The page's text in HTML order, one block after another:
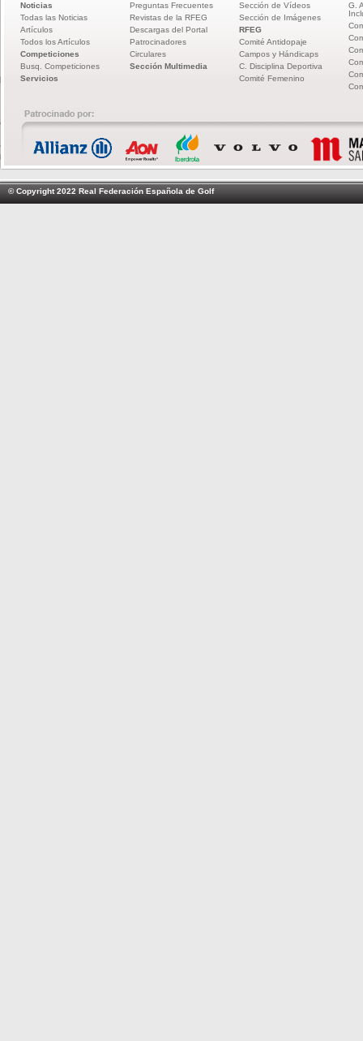
Noticias
Todas las Noticias
Artículos
Todos los Artículos
Competiciones
Busq. Competiciones
Servicios
Preguntas Frecuentes
Revistas de la RFEG
Descargas del Portal
Patrocinadores
Circulares
Sección Multimedia
Sección de Vídeos
Sección de Imágenes
RFEG
Comité Antidopaje
Campos y Hándicaps
C. Disciplina Deportiva
Comité Femenino
G.
© Copyright 2022 Real Federación Española de Golf